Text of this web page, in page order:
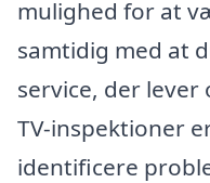
mulighed for at
samtidig med at
service, der
TV-inspektioner
identificere